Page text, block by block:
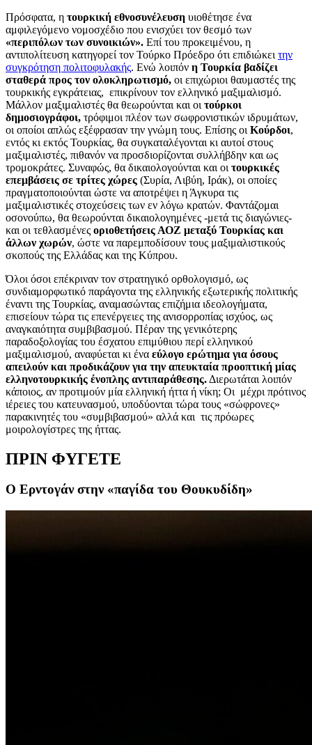
Πρόσφατα, η τουρκική εθνοσυνέλευση υιοθέτησε ένα
αμφιλεγόμενο νομοσχέδιο που ενισχύει τον θεσμό των
«περιπόλων των συνοικιών». Επί του προκειμένου, η
αντιπολίτευση κατηγορεί τον Τούρκο Πρόεδρο ότι επιδιώκει την
συγκρότηση πολιτοφυλακής. Ενώ λοιπόν η Τουρκία βαδίζει
σταθερά προς τον ολοκληρωτισμό, οι επιχώριοι θαυμαστές της
τουρκικής εγκράτειας, επικρίνουν τον ελληνικό μαξιμαλισμό.
Μάλλον μαξιμαλιστές θα θεωρούνται και οι τούρκοι
δημοσιογράφοι, τρόφιμοι πλέον των σωφρονιστικών ιδρυμάτων,
οι οποίοι απλώς εξέφρασαν την γνώμη τους. Επίσης οι Κούρδοι,
εντός κι εκτός Τουρκίας, θα συγκαταλέγονται κι αυτοί στους
μαξιμαλιστές, πιθανόν να προσδιορίζονται συλλήβδην και ως
τρομοκράτες. Συναφώς, θα δικαιολογούνται και οι τουρκικές
επεμβάσεις σε τρίτες χώρες (Συρία, Λιβύη, Ιράκ), οι οποίες
πραγματοποιούνται ώστε να αποτρέψει η Άγκυρα τις
μαξιμαλιστικές στοχεύσεις των εν λόγω κρατών. Φαντάζομαι
οσονούπω, θα θεωρούνται δικαιολογημένες -μετά τις διαγώνιες-
και οι τεθλασμένες οριοθετήσεις ΑΟΖ μεταξύ Τουρκίας και
άλλων χωρών, ώστε να παρεμποδίσουν τους μαξιμαλιστικούς
σκοπούς της Ελλάδας και της Κύπρου.
Όλοι όσοι επέκριναν τον στρατηγικό ορθολογισμό, ως
συνδιαμορφωτικό παράγοντα της ελληνικής εξωτερικής πολιτικής
έναντι της Τουρκίας, αναμασώντας επιζήμια ιδεολογήματα,
επισείουν τώρα τις επενέργειες της ανισορροπίας ισχύος, ως
αναγκαιότητα συμβιβασμού. Πέραν της γενικότερης
παραδοξολογίας του έσχατου επιμύθιου περί ελληνικού
μαξιμαλισμού, αναφύεται κι ένα εύλογο ερώτημα για όσους
απειλούν και προδικάζουν για την απευκταία προοπτική μίας
ελληνοτουρκικής ένοπλης αντιπαράθεσης. Διερωτάται λοιπόν
κάποιος, αν προτιμούν μία ελληνική ήττα ή νίκη; Οι μέχρι πρότινος
ιέρειες του κατευνασμού, υποδύονται τώρα τους «σώφρονες»
παρακινητές του «συμβιβασμού» αλλά και τις πρόωρες
μοιρολογίστρες της ήττας.
ΠΡΙΝ ΦΥΓΕΤΕ
Ο Ερντογάν στην «παγίδα του Θουκυδίδη»